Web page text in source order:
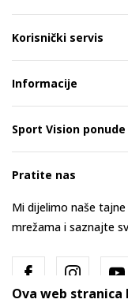
Korisnički servis
Informacije
Sport Vision ponude
Pratite nas
Mi dijelimo naše
mrežama i saznajte
Ova web